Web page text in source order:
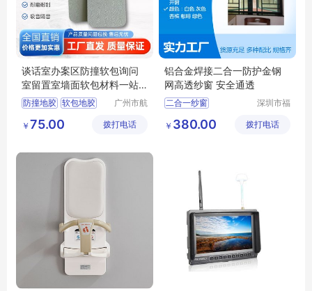
谈话室办案区防撞软包询问
室留置室墙面软包材料一站
式解决
防撞地胶 软包地胶
办案区软包
广州市航
限公司
￥ 75.00 拨打电话
铝合金焊接二合一防护金钢
网高透纱窗 安全通透
二合一纱窗
深圳做纱窗门的公司
深圳市福
乐窗饰商
￥ 380.00 拨打电话